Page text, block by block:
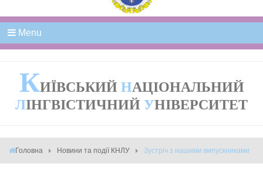
Menu
КИЇВСЬКИЙ НАЦІОНАЛЬНИЙ
ЛІНГВІСТИЧНИЙ УНІВЕРСИТЕТ
Головна Новини та події КНЛУ Зустріч з нашими випускниками